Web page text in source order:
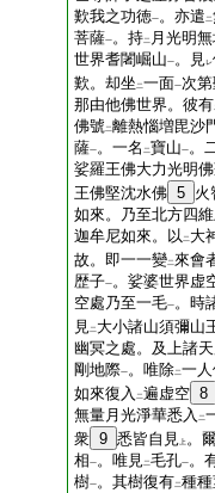
歎我之功徳一。亦遣 二
菩薩一。持二 月光明
世界耆闍崛山一。見レ
歎。却坐 二一面一次
那由他佛世界。彼有
佛號二離熱惱増毘沙
薩一。一名 二寶山一。
娑羅王佛大力光明
王佛堅沈水佛 5 火
如來。乃至北方四
迦牟尼如來。以 二 大
故。即一一變二來會
歴子一。娑婆世界虚
空處乃至一毛一。時
見二 大小諸山須彌山
幽冥之處。及上諸
剛地際一。唯除二一
如來復入 二遍虚空 8
無量月光淨華悉入 二
衆 9 悉皆自見 上 。
相一。唯見二毛孔一。
樹一。其樹復有二種